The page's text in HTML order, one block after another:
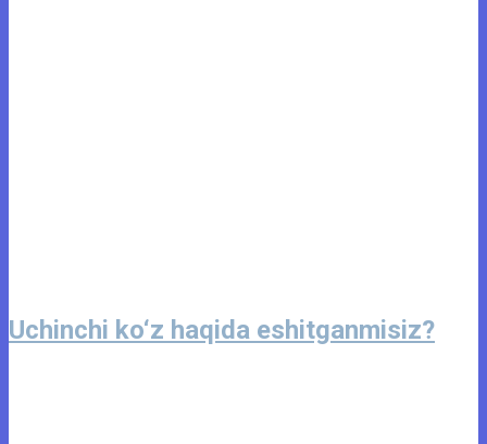
Uchinchi ko‘z haqida eshitganmisiz?